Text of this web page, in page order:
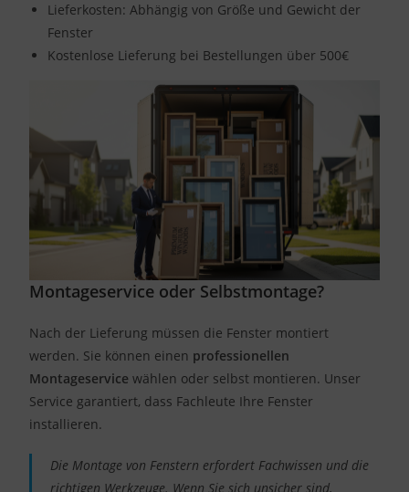
Lieferkosten: Abhängig von Größe und Gewicht der
Fenster
Kostenlose Lieferung bei Bestellungen über 500€
Montageservice oder Selbstmontage?
Nach der Lieferung müssen die Fenster montiert
werden. Sie können einen professionellen
Montageservice wählen oder selbst montieren. Unser
Service garantiert, dass Fachleute Ihre Fenster
installieren.
Die Montage von Fenstern erfordert Fachwissen und die
richtigen Werkzeuge. Wenn Sie sich unsicher sind,